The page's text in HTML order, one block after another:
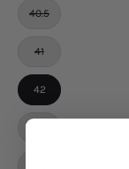
40.5
41
42